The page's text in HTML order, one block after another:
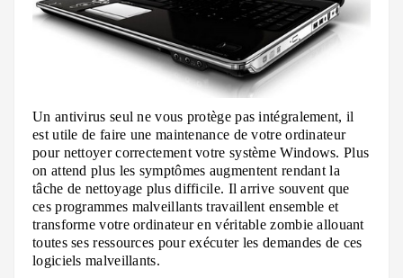
Un antivirus seul ne vous protège pas intégralement, il
est utile de faire une maintenance de votre ordinateur
pour nettoyer correctement votre système Windows. Plus
on attend plus les symptômes augmentent rendant la
tâche de nettoyage plus difficile. Il arrive souvent que
ces programmes malveillants travaillent ensemble et
transforme votre ordinateur en véritable zombie allouant
toutes ses ressources pour exécuter les demandes de ces
logiciels malveillants.